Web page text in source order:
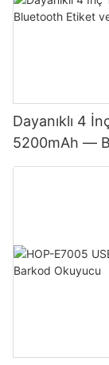
Dayanıklı 4
5200mAh —
Japon Baskı